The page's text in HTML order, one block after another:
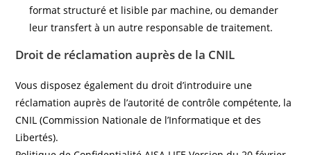
format structuré et lisible par machine, ou demander
leur transfert à un autre responsable de traitement.
Droit de réclamation auprès de la CNIL
Vous disposez également du droit d’introduire une
réclamation auprès de l’autorité de contrôle compétente, la
CNIL (Commission Nationale de l’Informatique et des
Libertés).